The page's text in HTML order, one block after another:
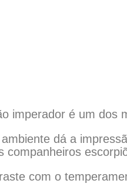
imperador é um dos
dá a
companheiros
com o